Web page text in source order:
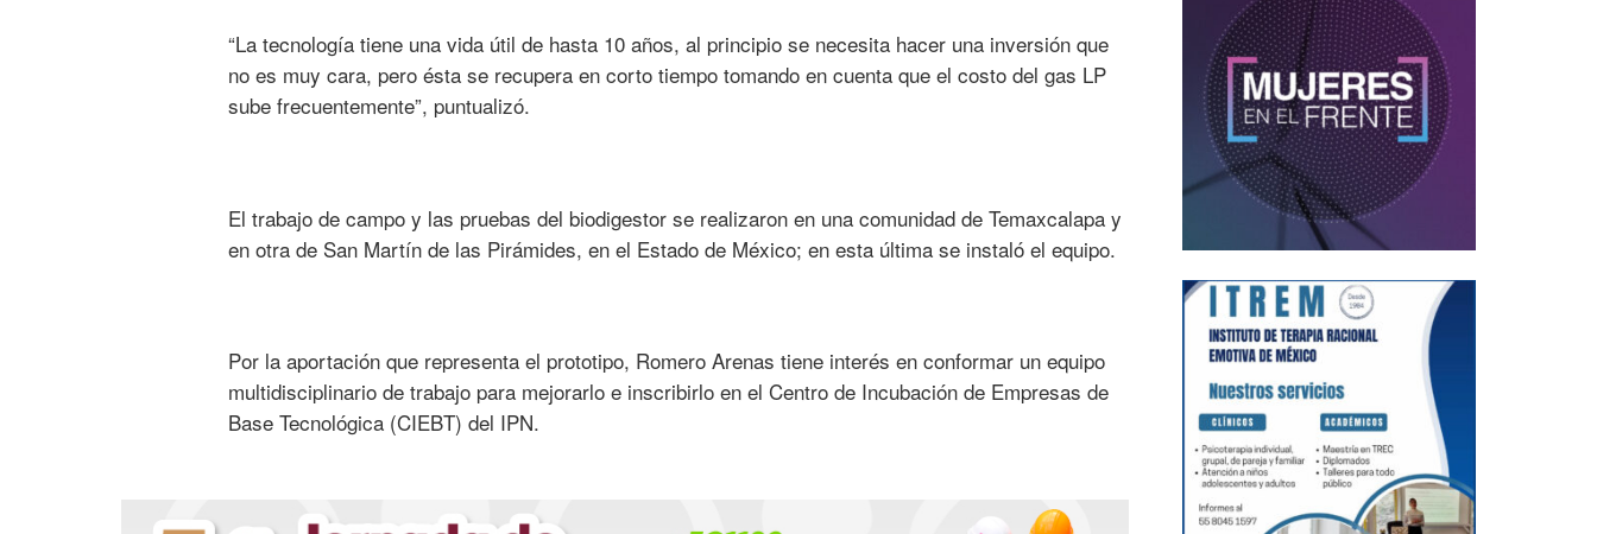
“La tecnología tiene una vida útil de hasta 10 años, al principio se necesita hacer una inversión que
no es muy cara, pero ésta se recupera en corto tiempo tomando en cuenta que el costo del gas LP
sube frecuentemente”, puntualizó.
El trabajo de campo y las pruebas del biodigestor se realizaron en una comunidad de Temaxcalapa y
en otra de San Martín de las Pirámides, en el Estado de México; en esta última se instaló el equipo.
Por la aportación que representa el prototipo, Romero Arenas tiene interés en conformar un equipo
multidisciplinario de trabajo para mejorarlo e inscribirlo en el Centro de Incubación de Empresas de
Base Tecnológica (CIEBT) del IPN.